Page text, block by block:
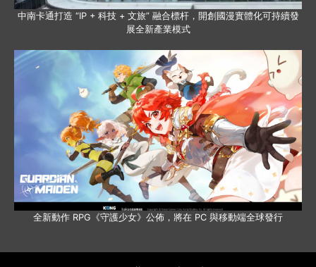
中南卡通打造 “IP + 科技 + 文旅” 融合標杆，開創國漫實體化可持續發
展全新產業模式
全新動作 RPG《守護少女》公佈，將在 PC 與移動端全球發行